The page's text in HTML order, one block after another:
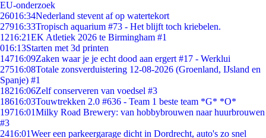
EU-onderzoek
26016:34Nederland stevent af op watertekort
27916:33Tropisch aquarium #73 - Het blijft toch kriebelen.
1216:21EK Atletiek 2026 te Birmingham #1
016:13Starten met 3d printen
14716:09Zaken waar je je echt dood aan ergert #17 - Werklui
27516:08Totale zonsverduistering 12-08-2026 (Groenland, IJsland en
Spanje) #1
18216:06Zelf conserveren van voedsel #3
18616:03Touwtrekken 2.0 #636 - Team 1 beste team *G* *O*
19716:01Milky Road Brewery: van hobbybrouwen naar huurbrouwen
#3
2416:01Weer een parkeergarage dicht in Dordrecht, auto's zo snel